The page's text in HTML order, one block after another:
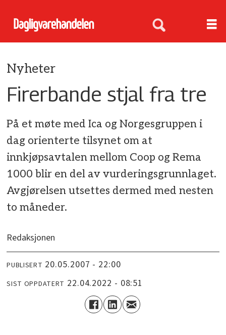
Nyheter
Firerbande stjal fra tre
På et møte med Ica og Norgesgruppen i
dag orienterte tilsynet om at
innkjøpsavtalen mellom Coop og Rema
1000 blir en del av vurderingsgrunnlaget.
Avgjørelsen utsettes dermed med nesten
to måneder.
Redaksjonen
PUBLISERT 20.05.2007 - 22:00
SIST OPPDATERT 22.04.2022 - 08:51